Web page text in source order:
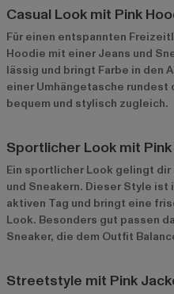
Casual Look mit Pink
Für einen entspannten
Hoodie mit einer Jeans und
lässig und bringt Farbe in den
einer Umhängetasche
bequem und stylisch zugleich.
Sportlicher Look mit
Ein sportlicher Look gelingt
und Sneakern. Dieser Style
aktiven Tag und bringt eine
Look. Besonders gut passen
Sneaker, die dem Outfit
Streetstyle mit Pink